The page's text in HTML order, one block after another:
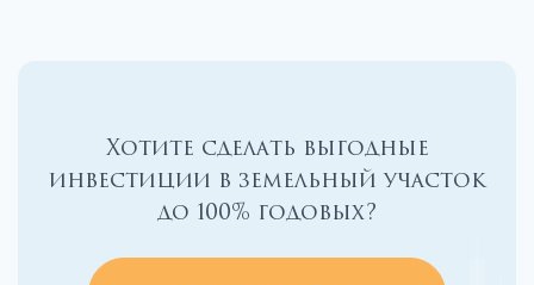
Хотите сделать выгодные
инвестиции в земельный участок
до 100% годовых?